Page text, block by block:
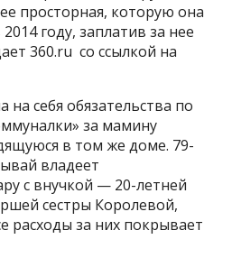
просторная, которую она
году, заплатив за нее
360.ru со ссылкой на
на себя обязательства по
за мамину
в том же доме. 79-
владеет
с внучкой — 20-летней
сестры Королевой,
расходы за них покрывает